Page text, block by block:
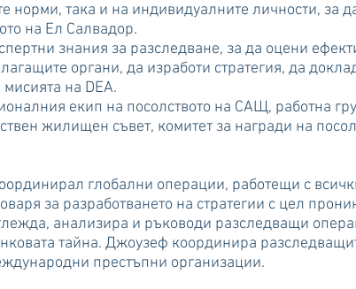
норми, така и на индивидуалните личности, за
на Ел Салвадор.
знания за разследване, за да оцени
органи, да изработи стратегия, да
на DEA.
екип на посолството на САЩ, работна
жилищен съвет, комитет за награди на
глобални операции, работещи с
за разработването на стратегии с цел
анализира и ръководи разследващи
тайна. Джоузеф координира
престъпни организации.